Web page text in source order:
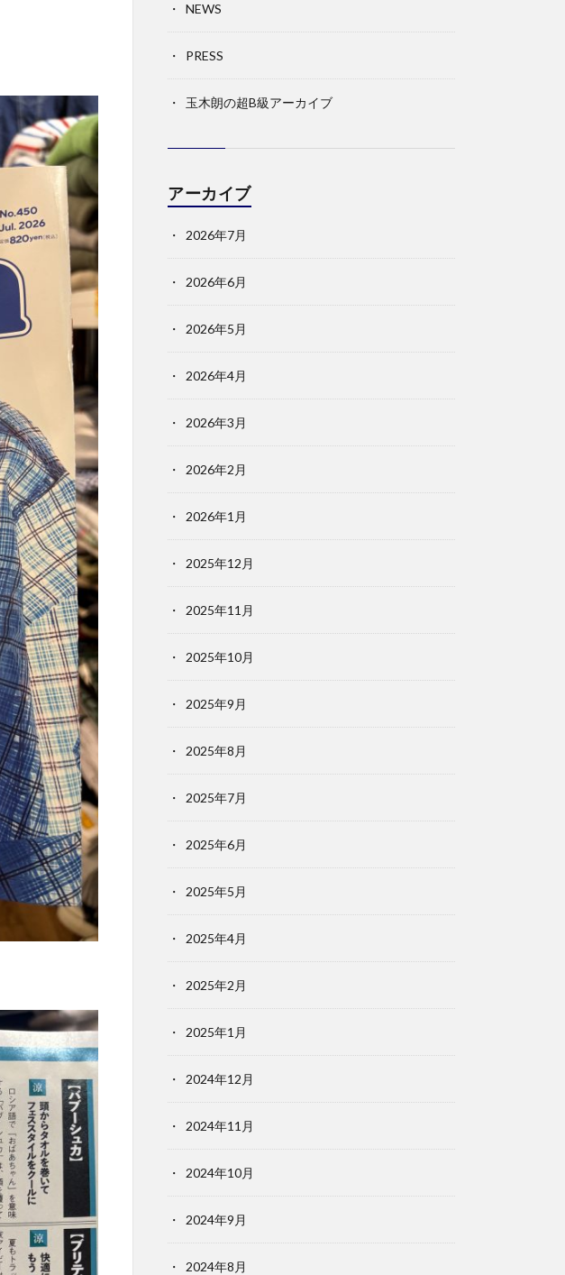
NEWS
PRESS
玉木朗の超B級アーカイブ
アーカイブ
2026年7月
2026年6月
2026年5月
2026年4月
2026年3月
2026年2月
2026年1月
2025年12月
2025年11月
2025年10月
2025年9月
2025年8月
2025年7月
2025年6月
2025年5月
2025年4月
2025年2月
2025年1月
2024年12月
2024年11月
2024年10月
2024年9月
2024年8月